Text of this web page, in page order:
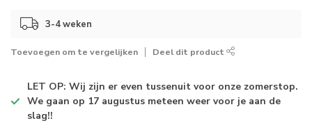
3-4 weken
Toevoegen om te vergelijken Deel dit product
LET OP: Wij zijn er even tussenuit voor onze zomerstop.
We gaan op 17 augustus meteen weer voor je aan de
slag!!